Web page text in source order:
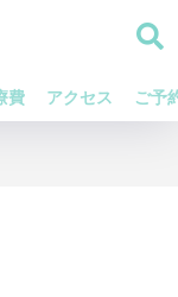
費 アクセス ご予